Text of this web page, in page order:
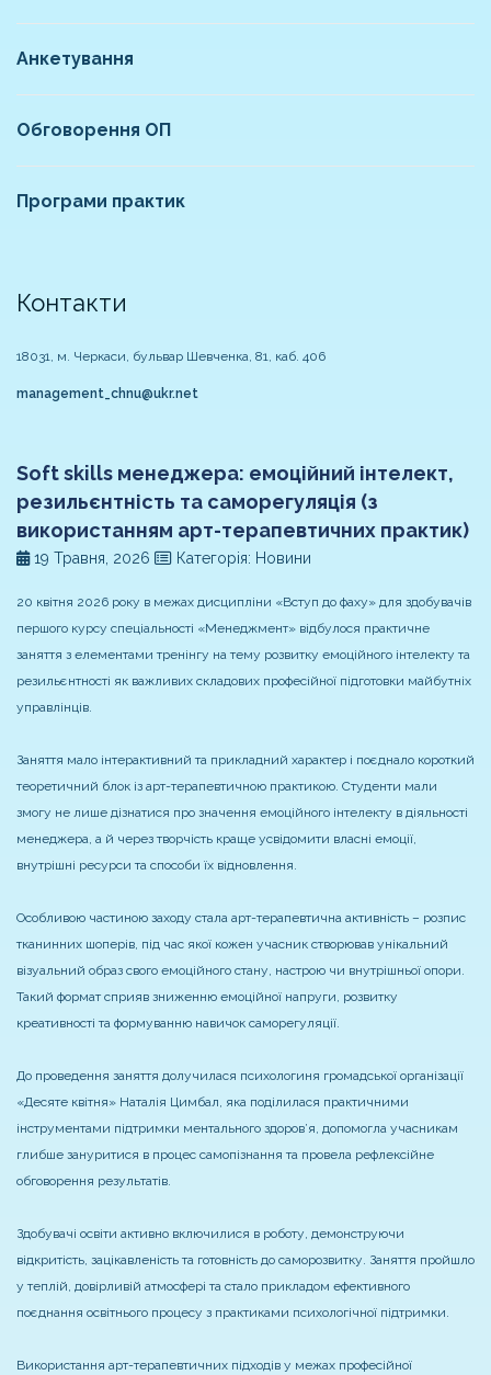
Анкетування
Обговорення ОП
Програми практик
Контакти
18031, м. Черкаси, бульвар Шевченка, 81, каб. 406
management_chnu@ukr.net
Soft skills менеджера: емоційний інтелект,
резильєнтність та саморегуляція (з
використанням арт-терапевтичних практик)
19 Травня, 2026 Категорія: Новини
20 квітня 2026 року в межах дисципліни «Вступ до фаху» для здобувачів
першого курсу спеціальності «Менеджмент» відбулося практичне
заняття з елементами тренінгу на тему розвитку емоційного інтелекту та
резильєнтності як важливих складових професійної підготовки майбутніх
управлінців.
Заняття мало інтерактивний та прикладний характер і поєднало короткий
теоретичний блок із арт-терапевтичною практикою. Студенти мали
змогу не лише дізнатися про значення емоційного інтелекту в діяльності
менеджера, а й через творчість краще усвідомити власні емоції,
внутрішні ресурси та способи їх відновлення.
Особливою частиною заходу стала арт-терапевтична активність – розпис
тканинних шоперів, під час якої кожен учасник створював унікальний
візуальний образ свого емоційного стану, настрою чи внутрішньої опори.
Такий формат сприяв зниженню емоційної напруги, розвитку
креативності та формуванню навичок саморегуляції.
До проведення заняття долучилася психологиня громадської організації
«Десяте квітня» Наталія Цимбал, яка поділилася практичними
інструментами підтримки ментального здоров’я, допомогла учасникам
глибше зануритися в процес самопізнання та провела рефлексійне
обговорення результатів.
Здобувачі освіти активно включилися в роботу, демонструючи
відкритість, зацікавленість та готовність до саморозвитку. Заняття пройшло
у теплій, довірливій атмосфері та стало прикладом ефективного
поєднання освітнього процесу з практиками психологічної підтримки.
Використання арт-терапевтичних підходів у межах професійної